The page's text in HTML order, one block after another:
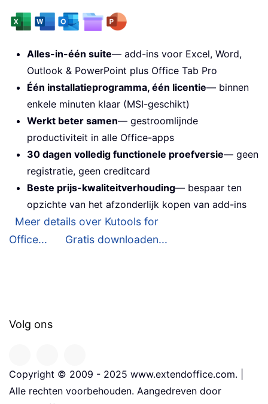
Alles-in-één suite— add-ins voor Excel, Word,
Outlook & PowerPoint plus Office Tab Pro
Één installatieprogramma, één licentie— binnen
enkele minuten klaar (MSI-geschikt)
Werkt beter samen— gestroomlijnde
productiviteit in alle Office-apps
30 dagen volledig functionele proefversie— geen
registratie, geen creditcard
Beste prijs-kwaliteitverhouding— bespaar ten
opzichte van het afzonderlijk kopen van add-ins
Meer details over Kutools for
Office...
Gratis downloaden...
Volg ons
Copyright © 2009 - 2025 www.extendoffice.com. |
Alle rechten voorbehouden. Aangedreven door